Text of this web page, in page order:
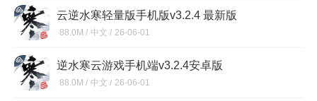
云逆水寒轻量版手机版v3.2.4 最新版
88.0M / 中文 / 26-06-01
逆水寒云游戏手机端v3.2.4安卓版
88.0M / 中文 / 26-06-01